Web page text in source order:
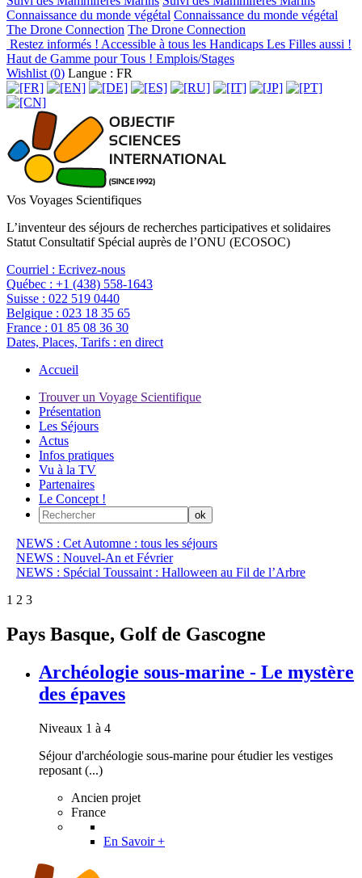
Connaissance du monde végétal Connaissance du monde végétal
The Drone Connection The Drone Connection
Restez informés ! Accessible à tous les Handicaps Les Filles aussi !
Haut de Gamme pour Tous ! Emplois/Stages
Wishlist (0) Langue : FR
Vos Voyages Scientifiques
L’inventeur des séjours de recherches participatives et solidaires
Statut Consultatif Spécial auprès de l’ONU (ECOSOC)
Courriel : Ecrivez-nous
Québec : +1 (438) 558-1643
Suisse : 022 519 0440
Belgique : 023 18 35 65
France : 01 85 08 36 30
Dates, Places, Tarifs : en direct
Accueil
Trouver un Voyage Scientifique
Présentation
Les Séjours
Actus
Infos pratiques
Vu à la TV
Partenaires
Le Concept !
NEWS : Cet Automne : tous les séjours
NEWS : Nouvel-An et Février
NEWS : Spécial Toussaint : Halloween au Fil de l’Arbre
1 2 3
Pays Basque, Golf de Gascogne
Archéologie sous-marine - Le mystère
des épaves
Niveaux 1 à 4
Séjour d'archéologie sous-marine pour étudier les vestiges
reposant (...)
Ancien projet
France
En Savoir +